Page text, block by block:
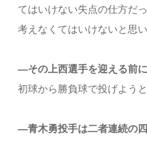
てはいけない失点の仕方だ
考えなくてはいけないと思い
―その上西選手を迎える前
初球から勝負球で投げよう
―青木勇投手は二者連続の